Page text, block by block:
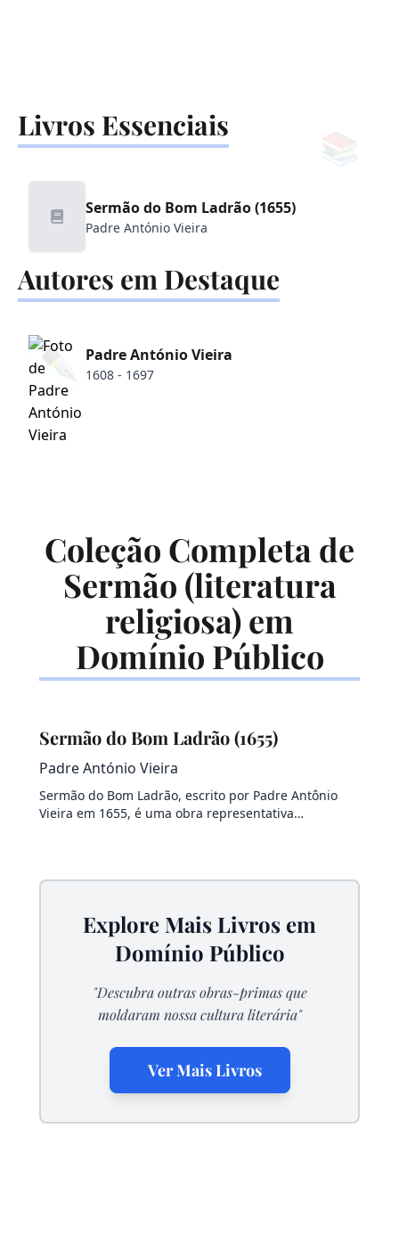
📚
✒️
Livros Essenciais
Sermão do Bom Ladrão (1655)
Padre António Vieira
Autores em Destaque
Padre António Vieira
1608 - 1697
Coleção Completa de
Sermão (literatura
religiosa) em
Domínio Público
Sermão do Bom Ladrão (1655)
Padre António Vieira
Sermão do Bom Ladrão, escrito por Padre Antônio
Vieira em 1655, é uma obra representativa…
Explore Mais Livros em
Domínio Público
"Descubra outras obras-primas que
moldaram nossa cultura literária"
Ver Mais Livros